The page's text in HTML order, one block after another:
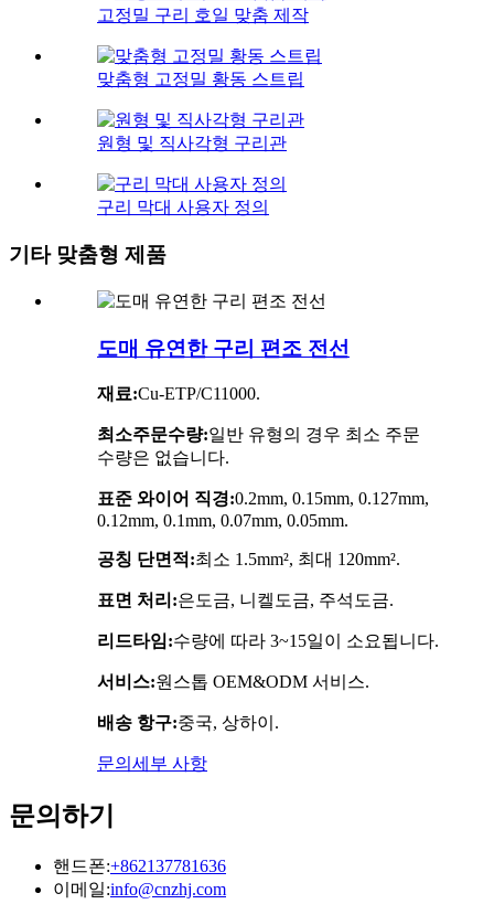
고정밀 구리 호일 맞춤 제작
맞춤형 고정밀 황동 스트립
원형 및 직사각형 구리관
구리 막대 사용자 정의
기타 맞춤형 제품
도매 유연한 구리 편조 전선
재료:Cu-ETP/C11000.
최소주문수량:일반 유형의 경우 최소 주문
수량은 없습니다.
표준 와이어 직경:0.2mm, 0.15mm, 0.127mm,
0.12mm, 0.1mm, 0.07mm, 0.05mm.
공칭 단면적:최소 1.5mm², 최대 120mm².
표면 처리:은도금, 니켈도금, 주석도금.
리드타임:수량에 따라 3~15일이 소요됩니다.
서비스:원스톱 OEM&ODM 서비스.
배송 항구:중국, 상하이.
문의 세부 사항
문의하기
핸드폰:+862137781636
이메일:info@cnzhj.com